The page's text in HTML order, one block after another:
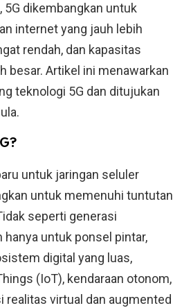
5G dikembangkan untuk
internet yang jauh lebih
rendah, dan kapasitas
besar. Artikel ini menawarkan
teknologi 5G dan ditujukan
untuk jaringan seluler
untuk memenuhi tuntutan
seperti generasi
hanya untuk ponsel pintar,
digital yang luas,
(IoT), kendaraan otonom,
realitas virtual dan augmented